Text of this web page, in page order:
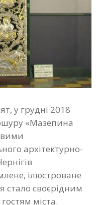
у грудні 2018
«Мазепина
архітектурно-
ілюстроване
стало своєрідним
міста.